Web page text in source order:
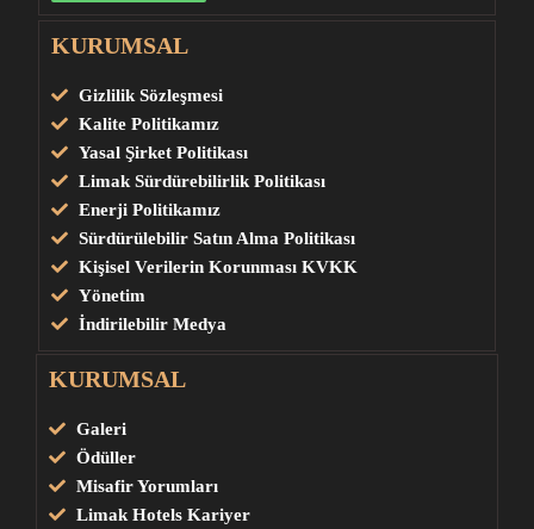
KURUMSAL
Gizlilik Sözleşmesi
Kalite Politikamız
Yasal Şirket Politikası
Limak Sürdürebilirlik Politikası
Enerji Politikamız
Sürdürülebilir Satın Alma Politikası
Kişisel Verilerin Korunması KVKK
Yönetim
İndirilebilir Medya
KURUMSAL
Galeri
Ödüller
Misafir Yorumları
Limak Hotels Kariyer